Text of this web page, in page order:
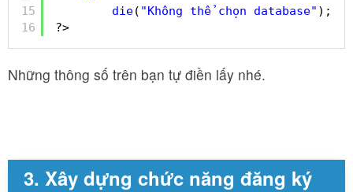
15
16
die( "Không thể chọn database" );
?>
Những thông số trên bạn tự điền lấy nhé.
3. Xây dựng chức năng đăng ký